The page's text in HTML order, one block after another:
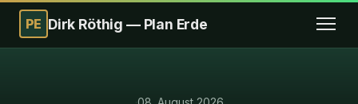
PE Dirk Röthig — Plan Erde